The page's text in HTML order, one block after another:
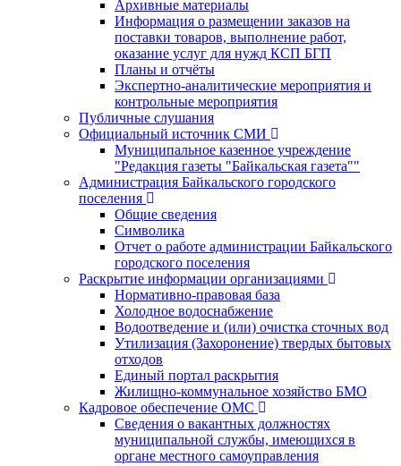
Архивные материалы
Информация о размещении заказов на
поставки товаров, выполнение работ,
оказание услуг для нужд КСП БГП
Планы и отчёты
Экспертно-аналитические мероприятия и
контрольные мероприятия
Публичные слушания
Официальный источник СМИ
Муниципальное казенное учреждение
"Редакция газеты "Байкальская газета""
Администрация Байкальского городского
поселения
Общие сведения
Символика
Отчет о работе администрации Байкальского
городского поселения
Раскрытие информации организациями
Нормативно-правовая база
Холодное водоснабжение
Водоотведение и (или) очистка сточных вод
Утилизация (Захоронение) твердых бытовых
отходов
Единый портал раскрытия
Жилищно-коммунальное хозяйство БМО
Кадровое обеспечение ОМС
Сведения о вакантных должностях
муниципальной службы, имеющихся в
органе местного самоуправления